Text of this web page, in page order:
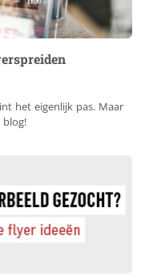
het eigenlijk pas. Maar
blog!